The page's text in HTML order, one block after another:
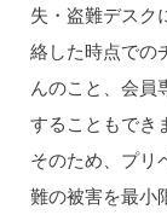
失・盗難デスク
絡した時点での
んのこと、会員
することもでき
そのため、プリ
難の被害を最小